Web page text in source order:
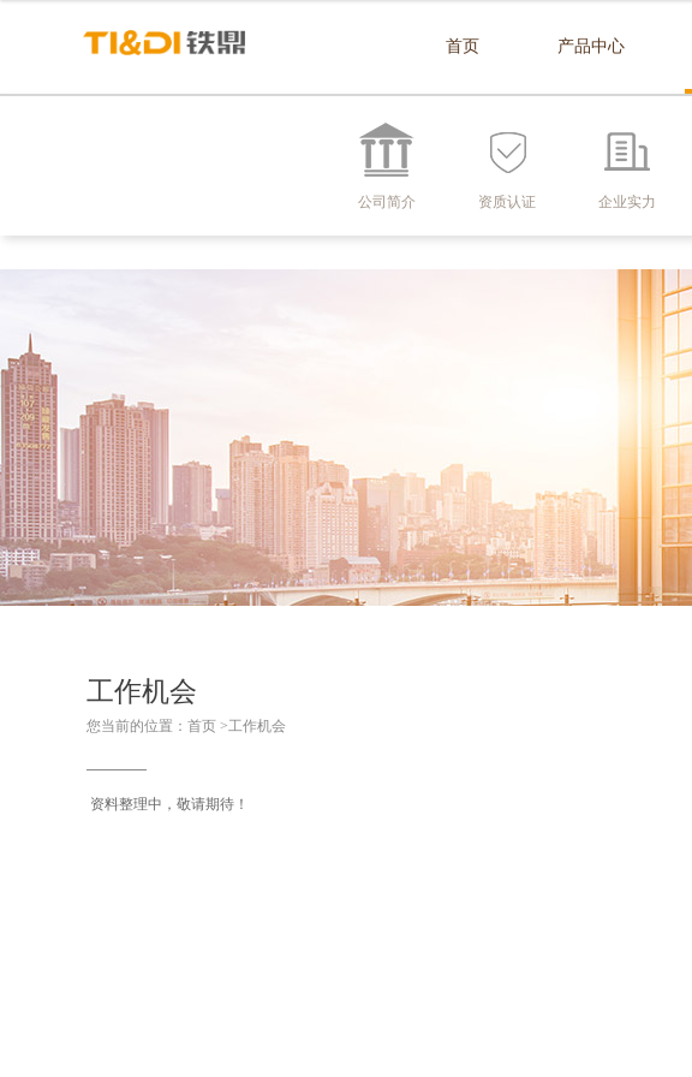
首页 产品中心
公司简介 资质认证 企业实力
工作机会
您当前的位置： 首页 >工作机会
资料整理中，敬请期待！